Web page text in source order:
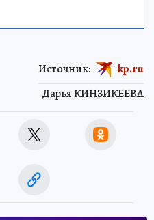
Дарья КИНЗИКЕЕВА
Источник: kp.ru